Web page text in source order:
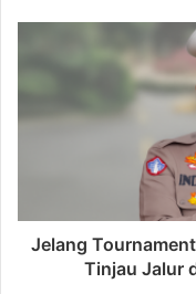
Jelang
Tinjau Jalur